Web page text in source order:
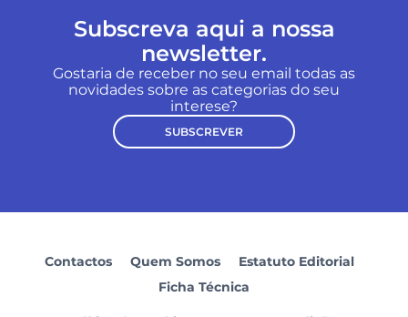
Subscreva aqui a nossa
newsletter.
Gostaria de receber no seu email todas as
novidades sobre as categorias do seu
interese?
SUBSCREVER
Contactos Quem Somos
Estatuto Editorial
Ficha Técnica